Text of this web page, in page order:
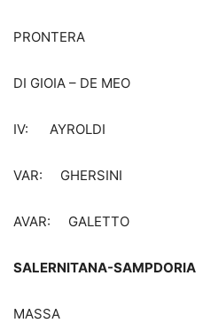
PRONTERA
DI GIOIA – DE MEO
IV: AYROLDI
VAR: GHERSINI
AVAR: GALETTO
SALERNITANA-SAMPDORIA
MASSA